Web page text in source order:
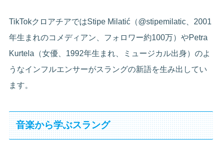
TikTokクロアチアではStipe Milatić（@stipemilatic、2001
年生まれのコメディアン、フォロワー約100万）やPetra
Kurtela（女優、1992年生まれ、ミュージカル出身）のよ
うなインフルエンサーがスラングの新語を生み出してい
ます。
音楽から学ぶスラング